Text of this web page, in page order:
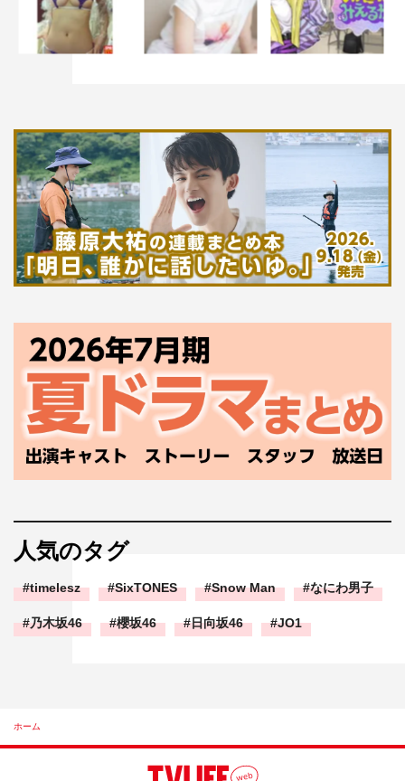
人気のタグ
timelesz SixTONES Snow Man なにわ男子
乃木坂46 櫻坂46 日向坂46 JO1
ホーム